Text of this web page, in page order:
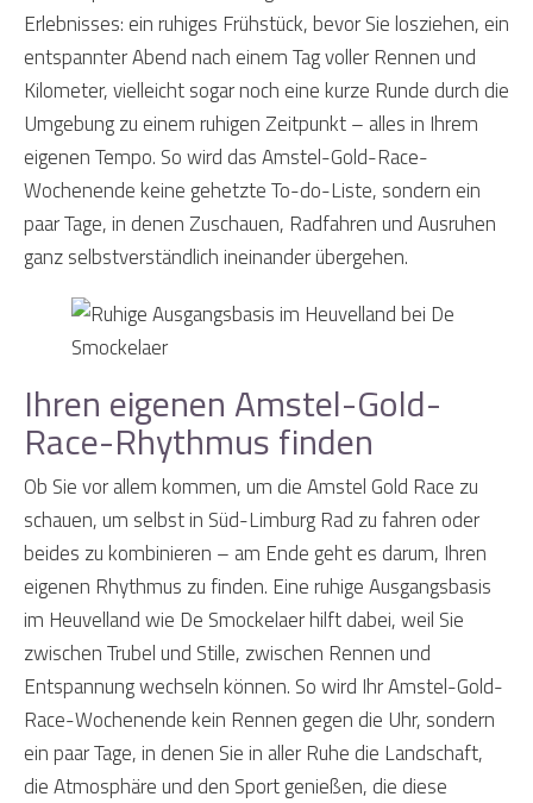
Erlebnisses: ein ruhiges Frühstück, bevor Sie losziehen, ein
entspannter Abend nach einem Tag voller Rennen und
Kilometer, vielleicht sogar noch eine kurze Runde durch die
Umgebung zu einem ruhigen Zeitpunkt – alles in Ihrem
eigenen Tempo. So wird das Amstel-Gold-Race-
Wochenende keine gehetzte To-do-Liste, sondern ein
paar Tage, in denen Zuschauen, Radfahren und Ausruhen
ganz selbstverständlich ineinander übergehen.
Ihren eigenen Amstel-Gold-
Race-Rhythmus finden
Ob Sie vor allem kommen, um die Amstel Gold Race zu
schauen, um selbst in Süd-Limburg Rad zu fahren oder
beides zu kombinieren – am Ende geht es darum, Ihren
eigenen Rhythmus zu finden. Eine ruhige Ausgangsbasis
im Heuvelland wie De Smockelaer hilft dabei, weil Sie
zwischen Trubel und Stille, zwischen Rennen und
Entspannung wechseln können. So wird Ihr Amstel-Gold-
Race-Wochenende kein Rennen gegen die Uhr, sondern
ein paar Tage, in denen Sie in aller Ruhe die Landschaft,
die Atmosphäre und den Sport genießen, die diese